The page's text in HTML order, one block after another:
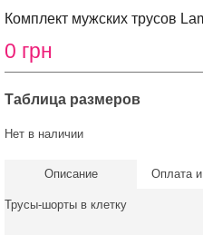
Комплект мужских трусов
0 грн
Таблица размеров
Нет в наличии
Описание Оплата
Трусы-шорты в клетку